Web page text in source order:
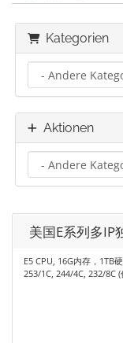
Kategorien
Aktionen
美国E系列多IP
E5 CPU, 16G内存，1TB
253/1C, 244/4C, 232/8C